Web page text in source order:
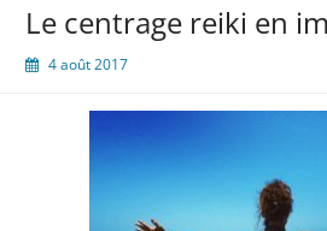
Le centrage reiki en
4 août 2017